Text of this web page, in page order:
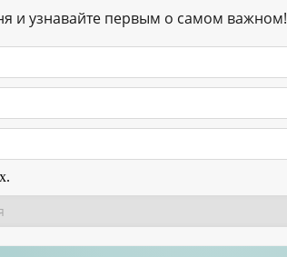
и узнавайте первым о самом важном!